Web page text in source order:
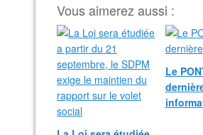
Vous aimerez aussi :
Le